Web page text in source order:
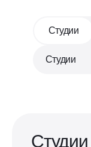
Студии